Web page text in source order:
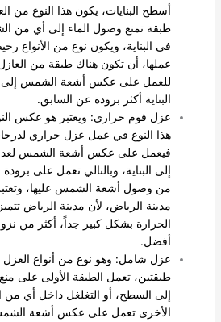
أسطح البنايات، يكون هذا النوع
طبقة تمنع وصول الماء إلى أي من
في البناية، ويكون نوع من الأنواع
عملها، أن تكون هناك طبقة من
للعمل على عكس أشعة الشمس إلى
البناية أكثر برودة عن السابق.
عزل فوم حراري: ويعتبر هو عكس
هذا النوع في عمل عزل حراري
فيعمل على عكس أشعة الشمس
إلى البناية، وبالتالي تعمل على
من وصول أشعة الشمس عليها،
مدينة الرياض، لأن مدينة الرياض
الحرارة بشكل كبير جداً، أكثر من
أفضل.
عزل شامل: وهو نوع من أنواع العزل
طبقتين، تعمل الطبقة الأولى على
إلى السطح، أو التغلغل داخل أي من
الأخرى تعمل على عكس أشعة الشمس